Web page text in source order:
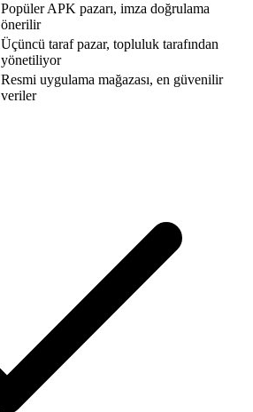
Popüler APK pazarı, imza doğrulama
önerilir
Üçüncü taraf pazar, topluluk tarafından
yönetiliyor
Resmi uygulama mağazası, en güvenilir
veriler